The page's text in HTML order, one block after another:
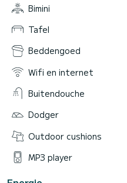
Bimini
Tafel
Beddengoed
Wifi en internet
Buitendouche
Dodger
Outdoor cushions
MP3 player